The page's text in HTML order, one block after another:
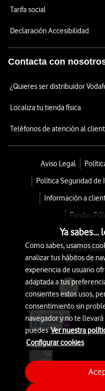
Tarifa social
Declaración Accesibilidad
Contacta con
¿Quieres ser distribuidor
Localiza tu tienda física
Teléfonos de atención al
Aviso Legal
Política Seguridad de
Información a
Fondos
© 2026
Avda.
Ya sabes...
Como sabes, usamos
analizar tus hábitos de
experiencia de usuario
adaptada a tus
consientes estos usos,
consentimiento sin
navegador y no te
puedesVer nuestra
Configurar cookies